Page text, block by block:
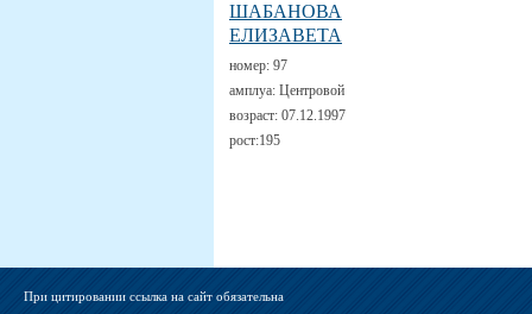
ШАБАНОВА
ЕЛИЗАВЕТА
номер: 97
амплуа: Центровой
возраст: 07.12.1997
рост:195
При цитировании ссылка на сайт обязательна